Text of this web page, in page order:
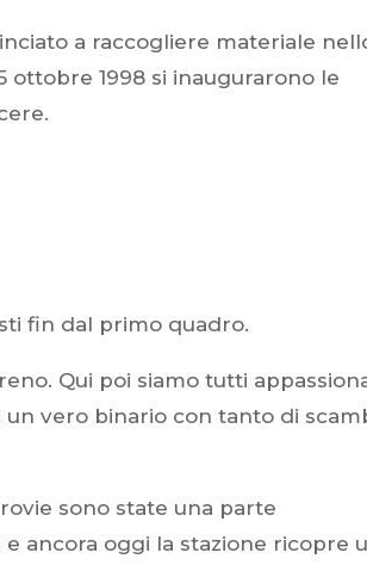
a raccogliere materiale
ottobre 1998 si inaugurarono le
fin dal primo quadro.
Qui poi siamo tutti
vero binario con tanto di
sono state una parte
ancora oggi la stazione ricopre